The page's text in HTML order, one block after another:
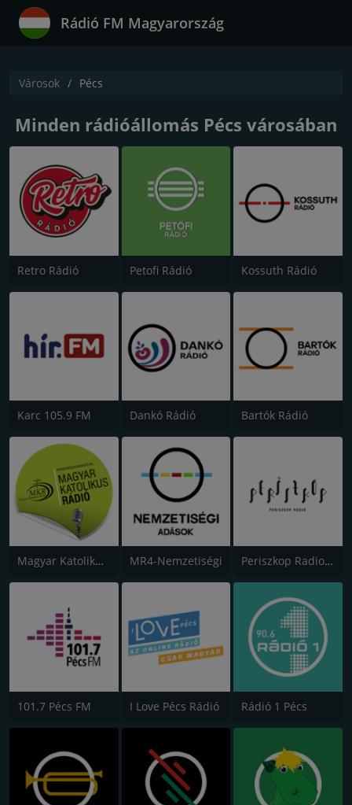
Rádió FM Magyarország
Városok Pécs
Minden rádióállomás Pécs városában
Retro Rádió Petofi Rádió Kossuth Rádió
Karc 105.9 FM Dankó Rádió Bartók Rádió
Magyar Katolikus Rádió MR4-Nemzetiségi Periszkop Radio 97.1 FM
101.7 Pécs FM I Love Pécs Rádió Rádió 1 Pécs